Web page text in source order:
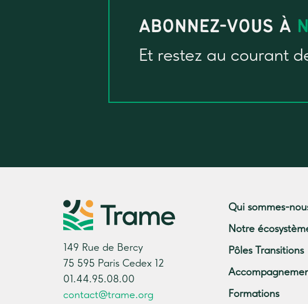
ABONNEZ-VOUS À
Et restez au courant
149 Rue de Bercy
75 595 Paris Cedex 12
01.44.95.08.00
contact@trame.org
Qui sommes-
Notre
Pôles Transitions
Formations